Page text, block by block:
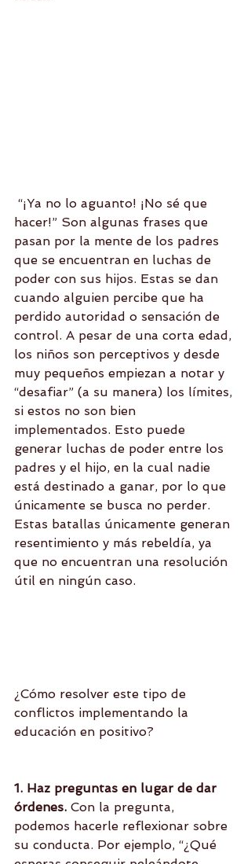
hacer!” Son algunas frases que
pasan por la mente de los padres
que se encuentran en luchas de
poder con sus hijos. Estas se dan
cuando alguien percibe que ha
perdido autoridad o sensación de
control. A pesar de una corta edad,
los niños son perceptivos y desde
muy pequeños empiezan a notar y
“desafiar” (a su manera) los límites,
si estos no son bien
implementados. Esto puede
generar luchas de poder entre los
padres y el hijo, en la cual nadie
está destinado a ganar, por lo que
únicamente se busca no perder.
Estas batallas únicamente generan
resentimiento y más rebeldía, ya
que no encuentran una resolución
útil en ningún caso.
¿Cómo resolver este tipo de
conflictos implementando la
educación en positivo?
1. Haz preguntas en lugar de dar
órdenes. Con la pregunta,
podemos hacerle reflexionar sobre
su conducta. Por ejemplo, “¿Qué